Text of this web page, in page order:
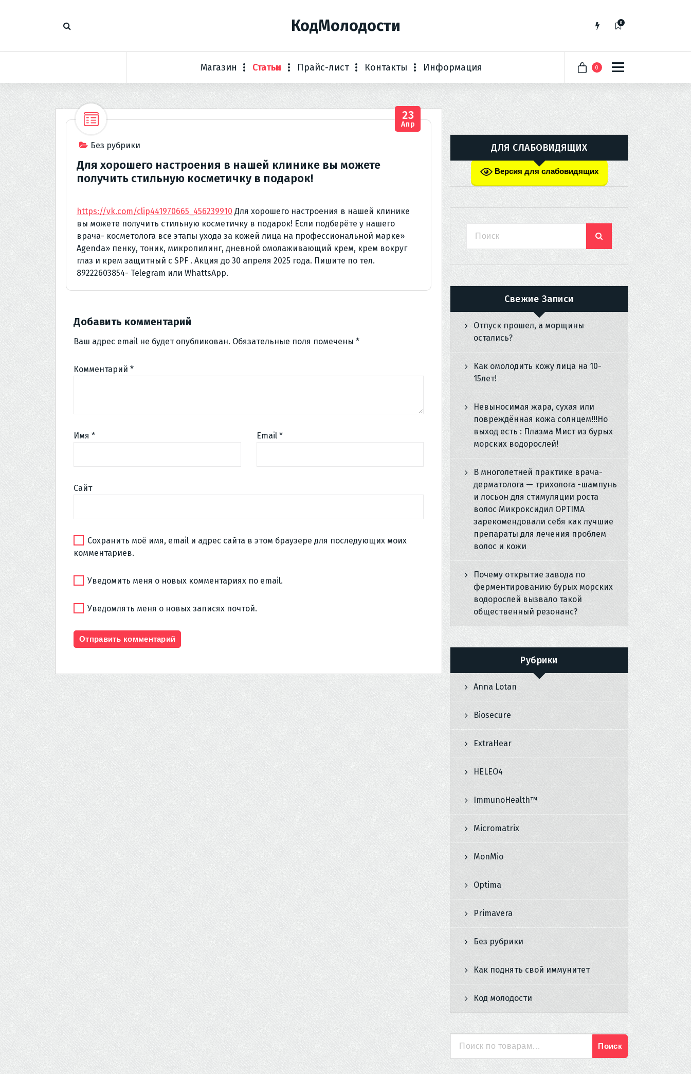
й
КодМолодости 0
Магазин Статьи Прайс-лист Контакты Информация 0
Без рубрики
23
Апр
Для хорошего настроения в нашей клинике вы можете
получить стильную косметичку в подарок!
https://vk.com/clip441970665_456239910 Для хорошего настроения в нашей клинике
вы можете получить стильную косметичку в подарок! Если подберёте у нашего
врача- косметолога все этапы ухода за кожей лица на профессиональной марке»
Agenda» пенку, тоник, микропилинг, дневной омолаживающий крем, крем вокруг
глаз и крем защитный с SPF . Акция до 30 апреля 2025 года. Пишите по тел.
89222603854- Telegram или WhattsApp.
Добавить комментарий
Ваш адрес email не будет опубликован. Обязательные поля помечены *
Комментарий *
Имя * Email *
Сайт
Сохранить моё имя, email и адрес сайта в этом браузере для последующих моих
комментариев.
Уведомить меня о новых комментариях по email.
Уведомлять меня о новых записях почтой.
ДЛЯ СЛАБОВИДЯЩИХ
Версия для слабовидящих
Свежие Записи
Отпуск прошел, а морщины
остались?
Как омолодить кожу лица на 10-
15лет!
Невыносимая жара, сухая или
повреждённая кожа солнцем!!!Но
выход есть : Плазма Мист из бурых
морских водорослей!
В многолетней практике врача-
дерматолога — трихолога -шампунь
и лосьон для стимуляции роста
волос Микроксидил OPTIMA
зарекомендовали себя как лучшие
препараты для лечения проблем
волос и кожи
Почему открытие завода по
ферментированию бурых морских
водорослей вызвало такой
общественный резонанс?
Рубрики
Anna Lotan
Biosecure
ExtraHear
HELEO4
ImmunoHealth™
Micromatrix
MonMio
Optima
Primavera
Без рубрики
Как поднять свой иммунитет
Код молодости
Искать:
Поиск